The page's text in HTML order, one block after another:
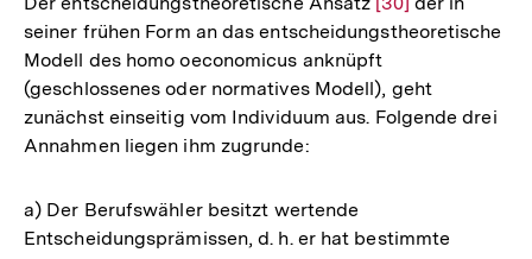
Auflösung
der
Fußnote
seiner frühen Form an das entscheidungstheoretische
Modell des homo oeconomicus anknüpft
(geschlossenes oder normatives Modell), geht
zunächst einseitig vom Individuum aus. Folgende drei
Annahmen liegen ihm zugrunde:
a) Der Berufswähler besitzt wertende
Entscheidungsprämissen, d. h. er hat bestimmte